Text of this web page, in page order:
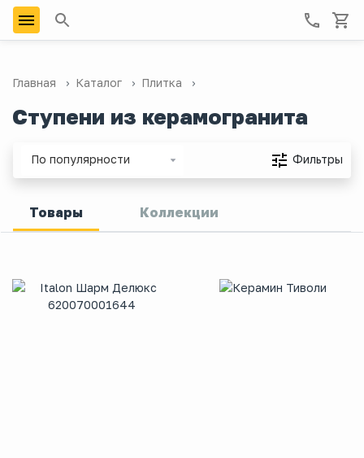
Главная Каталог Плитка
Ступени из керамогранита
Товары Коллекции
По популярности Фильтры